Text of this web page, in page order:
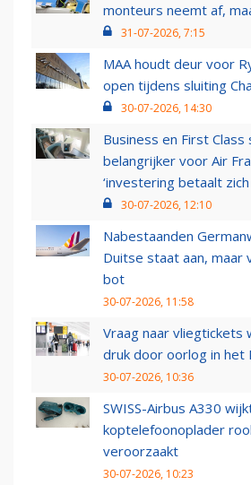
monteurs neemt af,
31-07-2026, 7:15
MAA houdt deur voor
open tijdens sluiting
30-07-2026, 14:30
Business en First Class
belangrijker voor Air
‘investering betaalt zich
30-07-2026, 12:10
Nabestaanden
Duitse staat aan, maar
bot
30-07-2026, 11:58
Vraag naar vliegtickets
druk door oorlog in het
30-07-2026, 10:36
SWISS-Airbus A330
koptelefoonoplader
veroorzaakt
30-07-2026, 10:23